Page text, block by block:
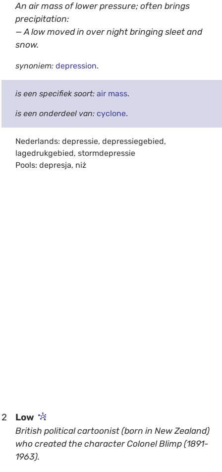
An air mass of lower pressure; often brings
precipitation:
— A low moved in over night bringing sleet and
snow.
synoniem: depression.
is een specifiek soort: air mass.
is een onderdeel van: cyclone.
Nederlands: depressie, depressiegebied,
lagedrukgebied, stormdepressie
Pools: depresja, niż
2 Low
British political cartoonist (born in New Zealand)
who created the character Colonel Blimp (1891-
1963).